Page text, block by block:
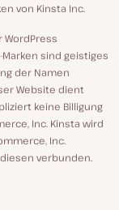
von Kinsta Inc.
WordPress
sind geistiges
der Namen
Website dient
keine Billigung
Inc. Kinsta wird
Inc.
verbunden.